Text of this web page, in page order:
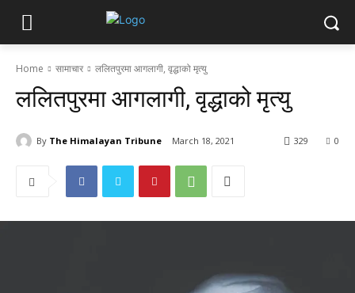
Home सामाचार ललितपुरमा आगलागी, वृद्धाको मृत्यु
ललितपुरमा आगलागी, वृद्धाको मृत्यु
By The Himalayan Tribune March 18, 2021 0
329